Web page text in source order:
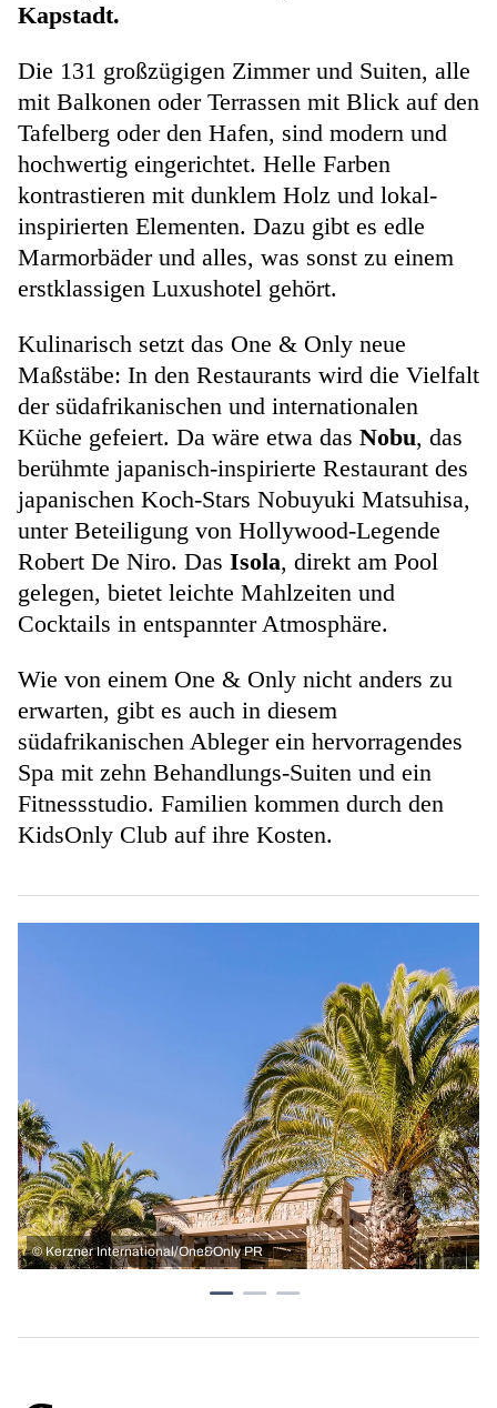
Kapstadt.
Die 131 großzügigen Zimmer und Suiten, alle
mit Balkonen oder Terrassen mit Blick auf den
Tafelberg oder den Hafen, sind modern und
hochwertig eingerichtet. Helle Farben
kontrastieren mit dunklem Holz und lokal-
inspirierten Elementen. Dazu gibt es edle
Marmorbäder und alles, was sonst zu einem
erstklassigen Luxushotel gehört.
Kulinarisch setzt das One & Only neue
Maßstäbe: In den Restaurants wird die Vielfalt
der südafrikanischen und internationalen
Küche gefeiert. Da wäre etwa das Nobu, das
berühmte japanisch-inspirierte Restaurant des
japanischen Koch-Stars Nobuyuki Matsuhisa,
unter Beteiligung von Hollywood-Legende
Robert De Niro. Das Isola, direkt am Pool
gelegen, bietet leichte Mahlzeiten und
Cocktails in entspannter Atmosphäre.
Wie von einem One & Only nicht anders zu
erwarten, gibt es auch in diesem
südafrikanischen Ableger ein hervorragendes
Spa mit zehn Behandlungs-Suiten und ein
Fitnessstudio. Familien kommen durch den
KidsOnly Club auf ihre Kosten.
© Kerzner International/One&Only PR